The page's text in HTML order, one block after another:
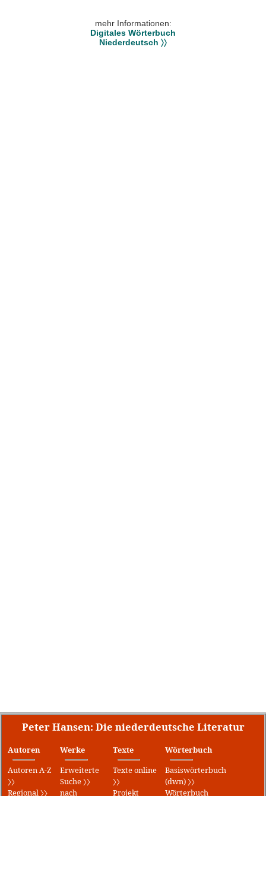
mehr Informationen:
Digitales Wörterbuch
Niederdeutsch 〉〉
Peter Hansen: Die niederdeutsche Literatur
Autoren
Autoren A-Z
〉〉
Regional 〉〉
Werke
Erweiterte
Suche 〉〉
nach
Texte
Texte online
〉〉
Projekt
Wörterbuch
Basiswörterbuch
(dwn) 〉〉
Wörterbuch